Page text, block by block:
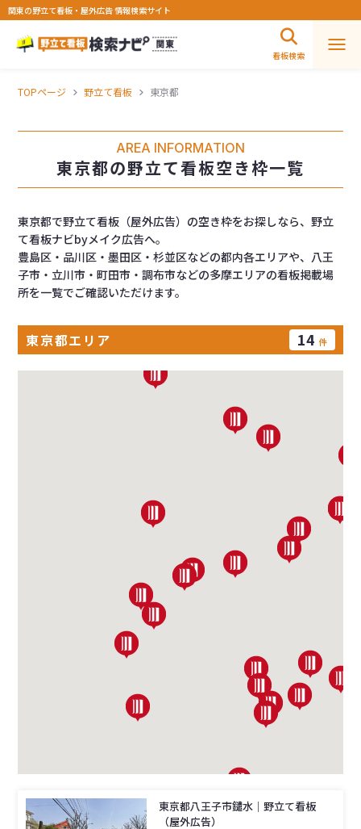
関東の野立て看板・屋外広告 情報検索サイト
看板検索
TOPページ 野立て看板 東京都
東京都の野立て看板空き枠一覧
東京都で野立て看板（屋外広告）の空き枠をお探しなら、野立
て看板ナビbyメイク広告へ。
豊島区・品川区・墨田区・杉並区などの都内各エリアや、八王
子市・立川市・町田市・調布市などの多摩エリアの看板掲載場
所を一覧でご確認いただけます。
東京都エリア 14 件
東京都八王子市鑓水｜野立て看板
（屋外広告）